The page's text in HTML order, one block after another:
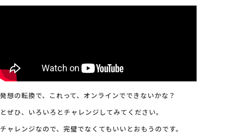
発想の転換で、これって、オンラインでできないかな？
とぜひ、いろいろとチャレンジしてみてください。
チャレンジなので、完璧でなくてもいいとおもうのです。